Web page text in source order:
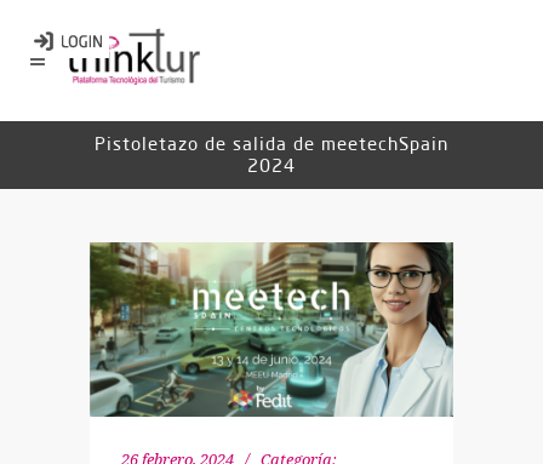
Pistoletazo de salida de meetechSpain
2024
26 febrero, 2024
Categoría: